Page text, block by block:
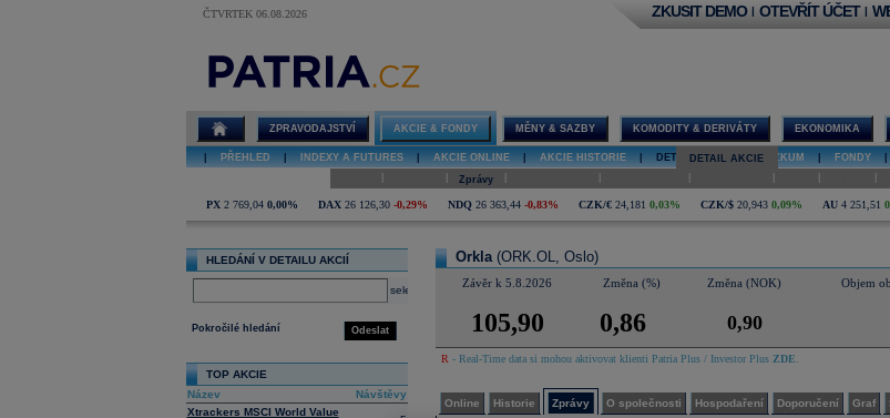
ČTVRTEK 06.08.2026
Orkla online
ZKUSIT DEMO | OTEVŘÍT ÚČET |
ZPRAVODAJSTVÍ AKCIE & FONDY MĚNY & SAZBY KOMODITY & DERIVÁTY EKONOMIKA
PŘEHLED INDEXY A FUTURES AKCIE ONLINE AKCIE HISTORIE DETAIL AKCIE | VÝZKUM FONDY
DETAIL AKCIE
Zprávy
PX 2 769,04 0,00% DAX 26 126,30 -0,29% NDQ 26 363,44 -0,83% CZK/€ 24,181 0,03% CZK/$ 20,943 0,09% AU 4 251,51
HLEDÁNÍ V DETAILU AKCIÍ
select
Odeslat
Pokročilé hledání
TOP AKCIE
Název
Návštěvy
Xtrackers MSCI World Value
Orkla (ORK.OL, Oslo)
Závěr k 5.8.2026 Změna (%) Změna (NOK) Objem
105,90 0,86 0,90
R - Real-Time data si mohou aktivovat klienti Patria Plus / Investor Plus ZDE
Online Historie Zprávy O společnosti Hospodaření Doporučení Graf